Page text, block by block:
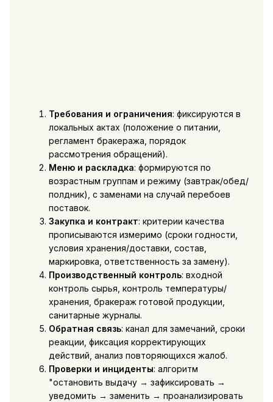
Требования и ограничения: фиксируются в
локальных актах (положение о питании,
регламент бракеража, порядок
рассмотрения обращений).
Меню и раскладка: формируются по
возрастным группам и режиму (завтрак/обед/
полдник), с заменами на случай перебоев
поставок.
Закупка и контракт: критерии качества
прописываются измеримо (сроки годности,
условия хранения/доставки, состав,
маркировка, ответственность за замену).
Производственный контроль: входной
контроль сырья, контроль температуры/
хранения, бракераж готовой продукции,
санитарные журналы.
Обратная связь: канал для замечаний, сроки
реакции, фиксация корректирующих
действий, анализ повторяющихся жалоб.
Проверки и инциденты: алгоритм
"остановить выдачу → зафиксировать →
уведомить → заменить → проанализировать